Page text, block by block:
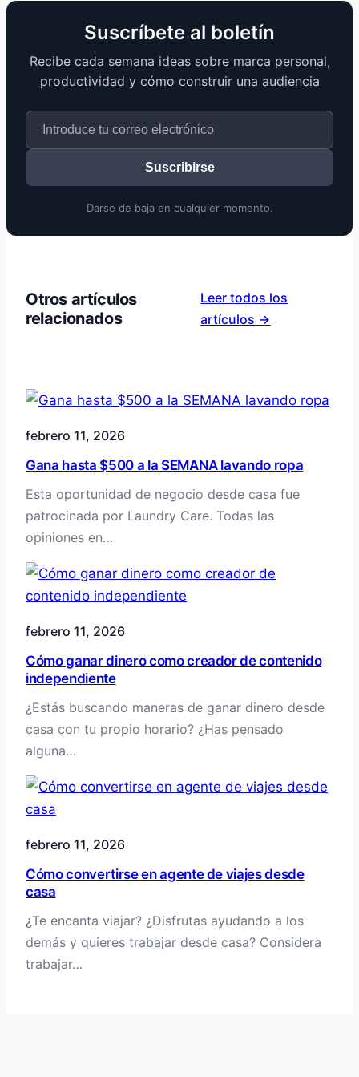
Suscríbete al boletín
Recibe cada semana ideas sobre marca personal,
productividad y cómo construir una audiencia
Suscribirse
Darse de baja en cualquier momento.
Otros artículos
relacionados
Leer todos los
artículos →
febrero 11, 2026
Gana hasta $500 a la SEMANA lavando ropa
Esta oportunidad de negocio desde casa fue
patrocinada por Laundry Care. Todas las
opiniones en…
febrero 11, 2026
Cómo ganar dinero como creador de contenido
independiente
¿Estás buscando maneras de ganar dinero desde
casa con tu propio horario? ¿Has pensado
alguna…
febrero 11, 2026
Cómo convertirse en agente de viajes desde
casa
¿Te encanta viajar? ¿Disfrutas ayudando a los
demás y quieres trabajar desde casa? Considera
trabajar…